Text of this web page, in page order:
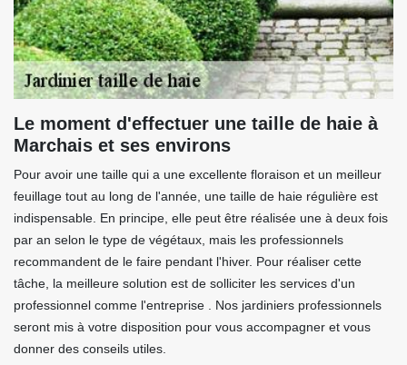
Le moment d'effectuer une taille de haie à
Marchais et ses environs
Pour avoir une taille qui a une excellente floraison et un meilleur
feuillage tout au long de l'année, une taille de haie régulière est
indispensable. En principe, elle peut être réalisée une à deux fois
par an selon le type de végétaux, mais les professionnels
recommandent de le faire pendant l'hiver. Pour réaliser cette
tâche, la meilleure solution est de solliciter les services d'un
professionnel comme l'entreprise . Nos jardiniers professionnels
seront mis à votre disposition pour vous accompagner et vous
donner des conseils utiles.